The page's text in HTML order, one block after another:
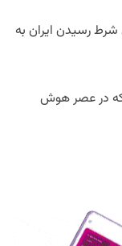
رسیدن ایران به
که در عصر هوش